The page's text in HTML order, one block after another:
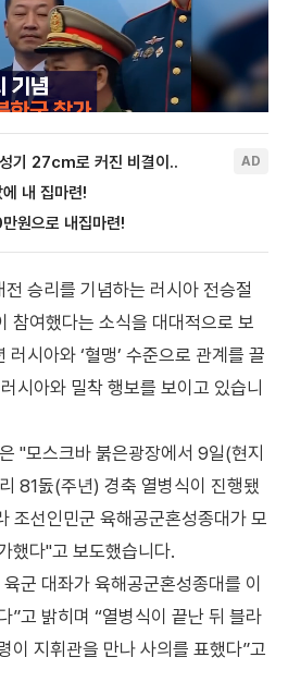
승리를 기념하는 러시아 전승절
참여했다는 소식을 대대적으로 보
시아와 ‘혈맹’ 수준으로 관계를 끌
시아와 밀착 행보를 보이고 있습니
"모스크바 붉은광장에서 9일(현지
81돐(주년) 경축 열병식이 진행됐
조선인민군 육해공군혼성종대가 모
했다"고 보도했습니다.
군 대좌가 육해공군혼성종대를 이
”고 밝히며 “열병식이 끝난 뒤 블라
이 지휘관을 만나 사의를 표했다”고